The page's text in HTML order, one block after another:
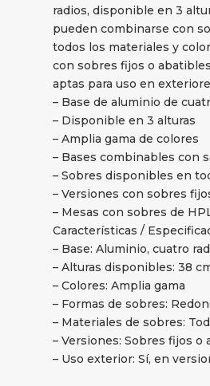
radios, disponible en 3
pueden combinarse con
todos los materiales y
con sobres fijos o
aptas para uso en
– Base de aluminio de
– Disponible en 3 alturas
– Amplia gama de colores
– Bases combinables con
– Sobres disponibles en
– Versiones con sobres
– Mesas con sobres de
Características /
– Base: Aluminio, cuatro
– Alturas disponibles: 38
– Colores: Amplia gama
– Formas de sobres:
– Materiales de sobres:
– Versiones: Sobres fijos o
– Uso exterior: Sí, en